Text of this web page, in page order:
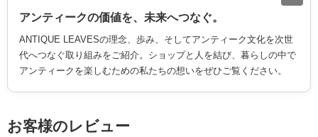
アンティークの価値を、未来へつなぐ。
ANTIQUE LEAVESの理念、歩み、そしてアンティーク文化を次世
代へつなぐ取り組みをご紹介。ショップと人を結び、暮らしの中で
アンティークを楽しむための私たちの想いをぜひご覧ください。
お客様のレビュー